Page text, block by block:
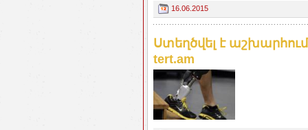
16.06.2015
Ստեղծվել է
tert.am